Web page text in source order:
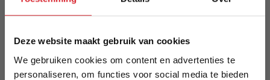
Deze website maakt gebruik van cookies
We gebruiken cookies om content en advertenties te
personaliseren, om functies voor social media te bieden
Geschikt als bijzet- of nachtkastje. Kleur- en
vormvariaties door natuurlijk hout mogelijk.
Meer informatie